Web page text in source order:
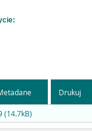
Drukuj
(14.7kB)